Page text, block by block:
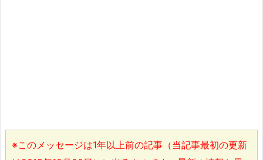
※このメッセージは1年以上前の記事（当記事最初の更新